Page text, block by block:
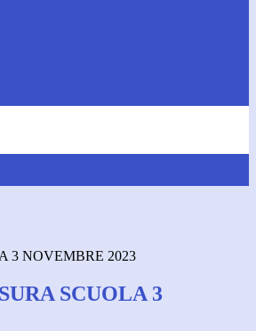
3 NOVEMBRE 2023
SCUOLA 3